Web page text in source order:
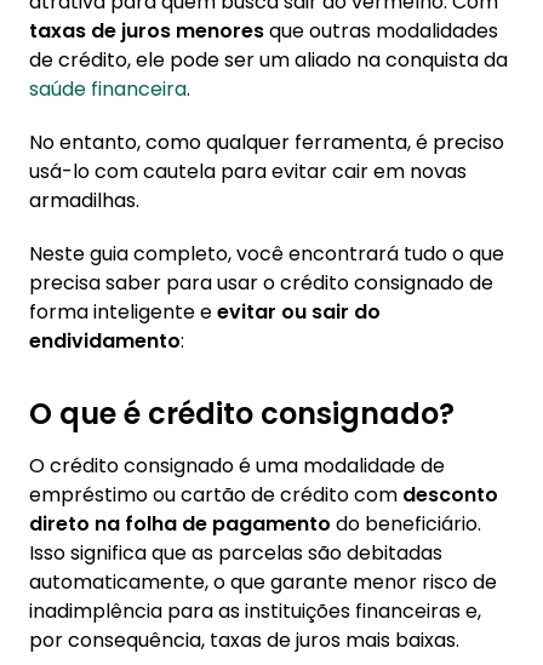
2. Quem pode solicitar crédito consignado?
3. Por que usar o crédito consignado para
mais popular?
3.1. Taxas de Juros Menores
3.3. Prazos de Pagamento Amplos
3.4. Sem Consulta ao SPC/Serasa
3.5. Mais Segurança e Transparência
o endividamento
5. O que levar em consideração na hora de
solicitar crédito consignado
5.1. Margem Consignável
5.2. Taxas e Tarifas
5.3. Prazo de Pagamento
5.4. Finalidade do Empréstimo
taxas de juros menoresque outras modalidades
de crédito, ele pode ser um aliado na conquista da
saúde financeira.
No entanto, como qualquer ferramenta, é preciso
usá-lo com cautela para evitar cair em novas
armadilhas.
Neste guia completo, você encontrará tudo o que
precisa saber para usar o crédito consignado de
forma inteligente eevitar ou sair do
endividamento:
O que é crédito consignado?
O crédito consignado é uma modalidade de
empréstimo ou cartão de crédito com desconto
direto na folha de pagamento do beneficiário.
Isso significa que as parcelas são debitadas
automaticamente, o que garante menor risco de
inadimplência para as instituições financeiras e,
por consequência, taxas de juros mais baixas.